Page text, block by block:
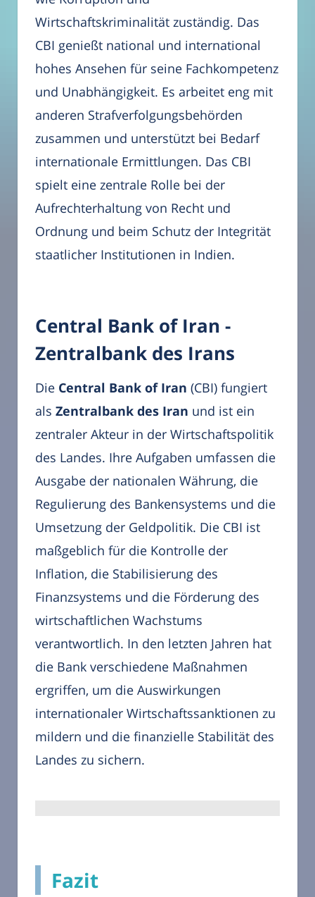
Wirtschaftskriminalität zuständig. Das
CBI genießt national und international
hohes Ansehen für seine Fachkompetenz
und Unabhängigkeit. Es arbeitet eng mit
anderen Strafverfolgungsbehörden
zusammen und unterstützt bei Bedarf
internationale Ermittlungen. Das CBI
spielt eine zentrale Rolle bei der
Aufrechterhaltung von Recht und
Ordnung und beim Schutz der Integrität
staatlicher Institutionen in Indien.
Central Bank of Iran -
Zentralbank des Irans
Die Central Bank of Iran (CBI) fungiert
als Zentralbank des Iran und ist ein
zentraler Akteur in der Wirtschaftspolitik
des Landes. Ihre Aufgaben umfassen die
Ausgabe der nationalen Währung, die
Regulierung des Bankensystems und die
Umsetzung der Geldpolitik. Die CBI ist
maßgeblich für die Kontrolle der
Inflation, die Stabilisierung des
Finanzsystems und die Förderung des
wirtschaftlichen Wachstums
verantwortlich. In den letzten Jahren hat
die Bank verschiedene Maßnahmen
ergriffen, um die Auswirkungen
internationaler Wirtschaftssanktionen zu
mildern und die finanzielle Stabilität des
Landes zu sichern.
Fazit